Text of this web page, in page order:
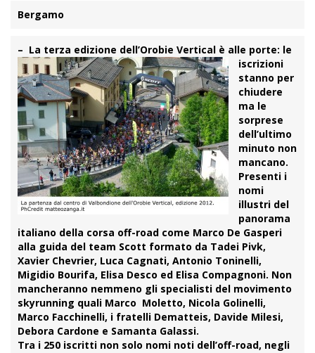
Bergamo
– La terza edizione dell’Orobie Vertical è alle porte: le
iscrizioni
stanno per
chiudere
ma le
sorprese
dell’ultimo
minuto non
mancano.
Presenti i
nomi
illustri del
panorama
italiano della corsa off-road come Marco De Gasperi
alla guida del team Scott formato da Tadei Pivk,
Xavier Chevrier, Luca Cagnati, Antonio Toninelli,
Migidio Bourifa, Elisa Desco ed Elisa Compagnoni. Non
mancheranno nemmeno gli specialisti del movimento
skyrunning quali Marco Moletto, Nicola Golinelli,
Marco Facchinelli, i fratelli Dematteis, Davide Milesi,
Debora Cardone e Samanta Galassi.
Tra i 250 iscritti non solo nomi noti dell’off-road, negli